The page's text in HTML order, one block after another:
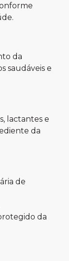
da
saudáveis e
lactantes e
da
de
da